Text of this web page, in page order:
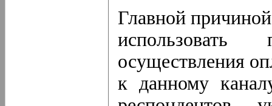
Главной
осуществления
к данному